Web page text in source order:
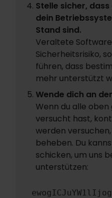
Stelle sicher,
dein
Stand sind.
Veraltete
Sicherheitsrisiko,
führen, dass
mehr unterstützt
Wende dich an
Wenn du alle
versucht hast,
werden
beheben. Du
schicken, um uns
unterstützen: